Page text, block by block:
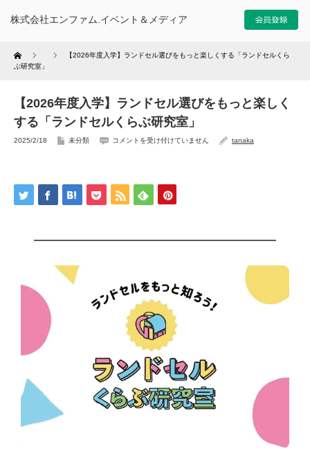
株式会社エンファム.イベント＆メディア
Home
【2026年度入学】ランドセル選びをもっと楽しくする「ランドセルくら
ぶ研究室」
【2026年度入学】ランドセル選びをもっと楽しく
する「ランドセルくらぶ研究室」
2025/2/18 未分類 コメントを受け付けていません tanaka